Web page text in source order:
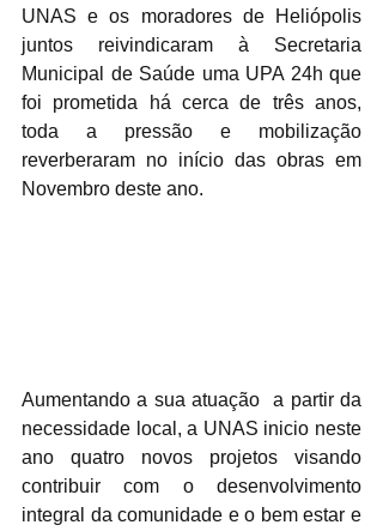
UNAS e os moradores de Heliópolis
juntos reivindicaram à Secretaria
Municipal de Saúde uma UPA 24h que
foi prometida há cerca de três anos,
toda a pressão e mobilização
reverberaram no início das obras em
Novembro deste ano.
Aumentando a sua atuação  a partir da
necessidade local, a UNAS inicio neste
ano quatro novos projetos visando
contribuir com o desenvolvimento
integral da comunidade e o bem estar e